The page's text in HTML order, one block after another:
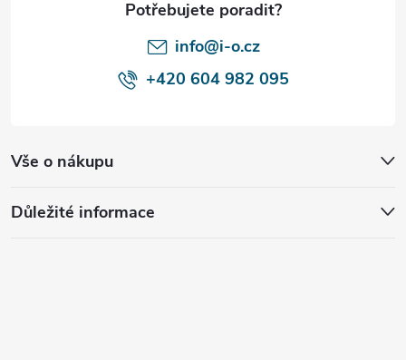
info@i-o.cz
+420 604 982 095
Vše o nákupu
Důležité informace